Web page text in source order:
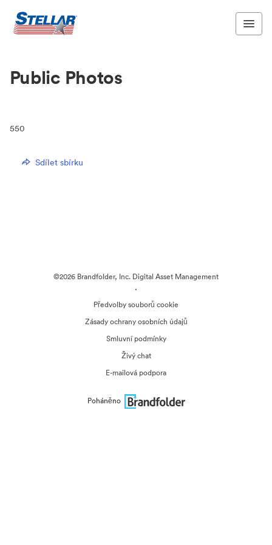
Public Photos
550
Sdílet sbírku
©2026 Brandfolder, Inc. Digital Asset Management
·
Předvolby souborů cookie
Zásady ochrany osobních údajů
Smluvní podmínky
Živý chat
E-mailová podpora
Poháněno